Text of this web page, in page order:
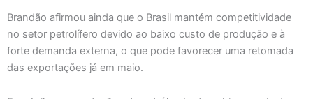
Brandão afirmou ainda que o Brasil mantém competitividade
no setor petrolífero devido ao baixo custo de produção e à
forte demanda externa, o que pode favorecer uma retomada
das exportações já em maio.